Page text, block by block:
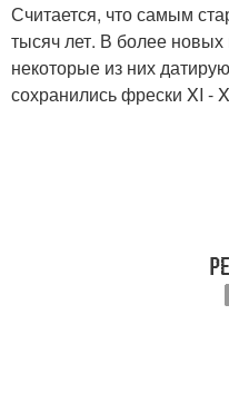
Считается, что самым
тысяч лет. В более
некоторые из них
сохранились фрески XI -